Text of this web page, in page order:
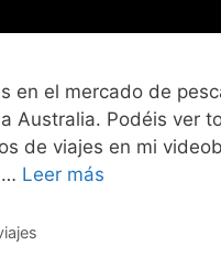
en el mercado de
Australia. Podéis ver
de viajes en mi
… Leer más